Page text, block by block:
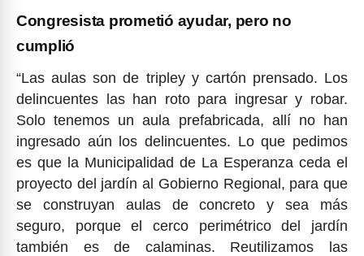
Congresista prometió ayudar, pero no
cumplió
“Las aulas son de tripley y cartón prensado. Los
delincuentes las han roto para ingresar y robar.
Solo tenemos un aula prefabricada, allí no han
ingresado aún los delincuentes. Lo que pedimos
es que la Municipalidad de La Esperanza ceda el
proyecto del jardín al Gobierno Regional, para que
se construyan aulas de concreto y sea más
seguro, porque el cerco perimétrico del jardín
también es de calaminas. Reutilizamos las